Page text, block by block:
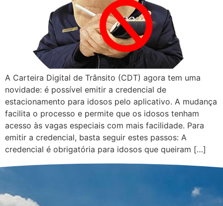
A Carteira Digital de Trânsito (CDT) agora tem uma
novidade: é possível emitir a credencial de
estacionamento para idosos pelo aplicativo. A mudança
facilita o processo e permite que os idosos tenham
acesso às vagas especiais com mais facilidade. Para
emitir a credencial, basta seguir estes passos: A
credencial é obrigatória para idosos que queiram […]